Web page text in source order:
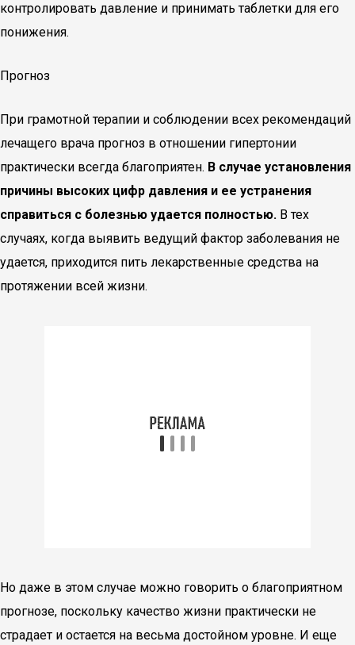
контролировать давление и принимать таблетки для его
понижения.
Прогноз
При грамотной терапии и соблюдении всех рекомендаций
лечащего врача прогноз в отношении гипертонии
практически всегда благоприятен. В случае установления
причины высоких цифр давления и ее устранения
справиться с болезнью удается полностью. В тех
случаях, когда выявить ведущий фактор заболевания не
удается, приходится пить лекарственные средства на
протяжении всей жизни.
Но даже в этом случае можно говорить о благоприятном
прогнозе, поскольку качество жизни практически не
страдает и остается на весьма достойном уровне. И еще